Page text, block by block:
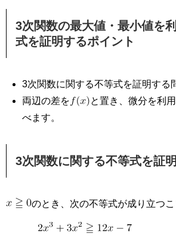
3次関数の最大値・最小値を
式を証明するポイント
3次関数に関する不等式を証明する
両辺の差を
と置き、微分を利
べます。
3次関数に関する不等式を証
のとき、次の不等式が成り立つこ